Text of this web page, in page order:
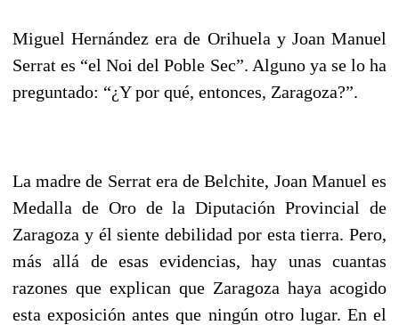
Miguel Hernández era de Orihuela y Joan Manuel
Serrat es “el Noi del Poble Sec”. Alguno ya se lo ha
preguntado: “¿Y por qué, entonces, Zaragoza?”.
La madre de Serrat era de Belchite, Joan Manuel es
Medalla de Oro de la Diputación Provincial de
Zaragoza y él siente debilidad por esta tierra. Pero,
más allá de esas evidencias, hay unas cuantas
razones que explican que Zaragoza haya acogido
esta exposición antes que ningún otro lugar. En el